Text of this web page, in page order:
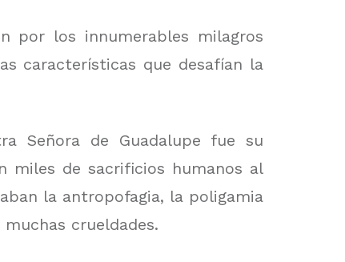
por los innumerables milagros
características que desafían la
Señora de Guadalupe fue su
miles de sacrificios humanos al
la antropofagia, la poligamia
crueldades.